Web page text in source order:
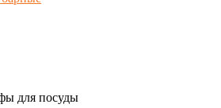
для посуды